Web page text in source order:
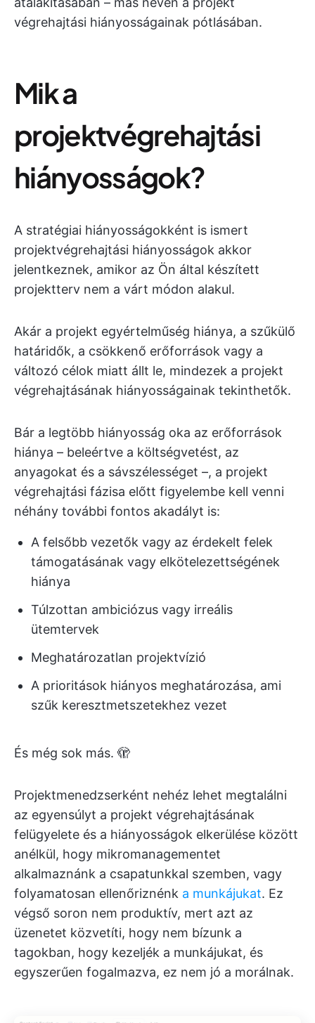
végrehajtási hiányosságainak pótlásában.
Mik a
projektvégrehajtási
hiányosságok?
A stratégiai hiányosságokként is ismert
projektvégrehajtási hiányosságok akkor
jelentkeznek, amikor az Ön által készített
projektterv nem a várt módon alakul.
Akár a projekt egyértelműség hiánya, a szűkülő
határidők, a csökkenő erőforrások vagy a
változó célok miatt állt le, mindezek a projekt
végrehajtásának hiányosságainak tekinthetők.
Bár a legtöbb hiányosság oka az erőforrások
hiánya – beleértve a költségvetést, az
anyagokat és a sávszélességet –, a projekt
végrehajtási fázisa előtt figyelembe kell venni
néhány további fontos akadályt is:
A felsőbb vezetők vagy az érdekelt felek
támogatásának vagy elkötelezettségének
hiánya
Túlzottan ambiciózus vagy irreális
ütemtervek
Meghatározatlan projektvízió
A prioritások hiányos meghatározása, ami
szűk keresztmetszetekhez vezet
És még sok más. 🫣
Projektmenedzserként nehéz lehet megtalálni
az egyensúlyt a projekt végrehajtásának
felügyelete és a hiányosságok elkerülése között
anélkül, hogy mikromanagementet
alkalmaznánk a csapatunkkal szemben, vagy
folyamatosan ellenőriznénk a munkájukat. Ez
végső soron nem produktív, mert azt az
üzenetet közvetíti, hogy nem bízunk a
tagokban, hogy kezeljék a munkájukat, és
egyszerűen fogalmazva, ez nem jó a morálnak.